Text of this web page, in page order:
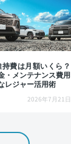
持費は月額いくら？
・メンテナンス費用
レジャー活用術
2026年7月21日